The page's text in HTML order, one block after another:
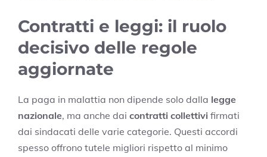
Contratti e leggi: il ruolo
decisivo delle regole
aggiornate
La paga in malattia non dipende solo dalla legge
nazionale, ma anche dai contratti collettivi firmati
dai sindacati delle varie categorie. Questi accordi
spesso offrono tutele migliori rispetto al minimo